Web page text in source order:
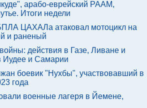
арабо-еврейский РААМ,
Итоги недели
ЦАХАЛа атаковал мотоцикл на
и раненый
действия в Газе, Ливане и
Иудее и Самарии
боевик "Нухбы", участвовавший в
года
военные лагеря в Йемене,